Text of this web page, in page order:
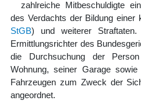
zahlreiche Mitbeschuldigte
des Verdachts der Bildung einer
StGB) und weiterer
Ermittlungsrichter des
die Durchsuchung der
Wohnung, seiner Garage
Fahrzeugen zum Zweck der
angeordnet.